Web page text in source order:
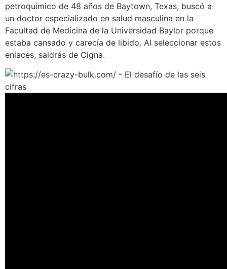
petroquímico de 48 años de Baytown, Texas, buscó a
un doctor especializado en salud masculina en la
Facultad de Medicina de la Universidad Baylor porque
estaba cansado y carecía de libido. Al seleccionar estos
enlaces, saldrás de Cigna.